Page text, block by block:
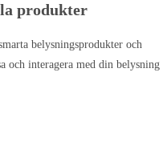
produkter
belysningsprodukter och
och interagera med din belysning